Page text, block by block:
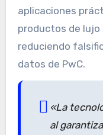
aplicaciones
productos de
reduciendo
datos de PwC.
«La
al